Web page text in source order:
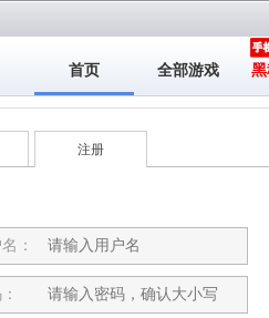
首页 全部游戏 黑
注册
：